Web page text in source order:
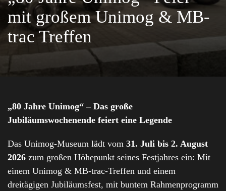
mit großem Unimog & MB-
trac Treffen
„80 Jahre Unimog“ – Das große
Jubiläumswochenende feiert eine Legende
Das Unimog-Museum lädt vom 31. Juli bis 2. August
2026 zum großen Höhepunkt seines Festjahres ein: Mit
einem Unimog & MB-trac-Treffen und einem
dreitägigen Jubiläumsfest, mit buntem Rahmenprogramm